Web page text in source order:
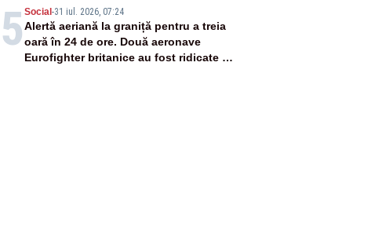
5 Social -31 iul. 2026, 07:24
Alertă aeriană la graniță pentru a treia
oară în 24 de ore. Două aeronave
Eurofighter britanice au fost ridicate de